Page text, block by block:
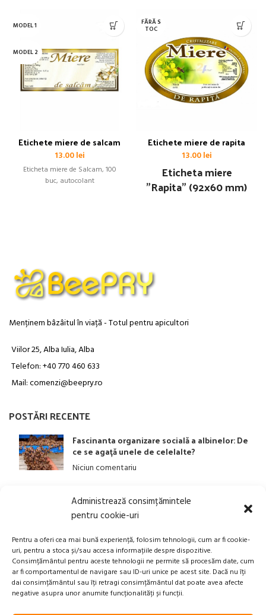
Administrează consimțămintele
pentru cookie-uri
Pentru a oferi cea mai bună experiență, folosim tehnologii, cum ar fi cookie-
uri, pentru a stoca și/sau accesa informațiile despre dispozitive.
Consimțământul pentru aceste tehnologii ne permite să procesăm date, cum
ar fi comportamentul de navigare sau ID-uri unice pe acest site. Dacă nu îți
dai consimțământul sau îți retragi consimțământul dat poate avea afecte
negative asupra unor anumite funcționalități și funcții.
MODEL 1
MODEL 2
Etichete miere de salcam
13.00lei
Eticheta miere de Salcam, 100
buc, autocolant
FĂRĂ S
TOC
Etichete miere de rapita
13.00lei
Eticheta miere
"Rapita" (92x60 mm)
Menținem bâzâitul în viață - Totul pentru apicultori
Viilor 25, Alba Iulia, Alba
Telefon: +40 770 460 633
Mail: comenzi@beepry.ro
POSTĂRI RECENTE
Fascinanta organizare socială a albinelor: De
ce se agață unele de celelalte?
Niciun comentariu
LINK-URI UTILE
ANPC
Politica privind Prelucrarea Datelor Personale​
Termeni și Condiții
Transport, Rambursari si Retururi